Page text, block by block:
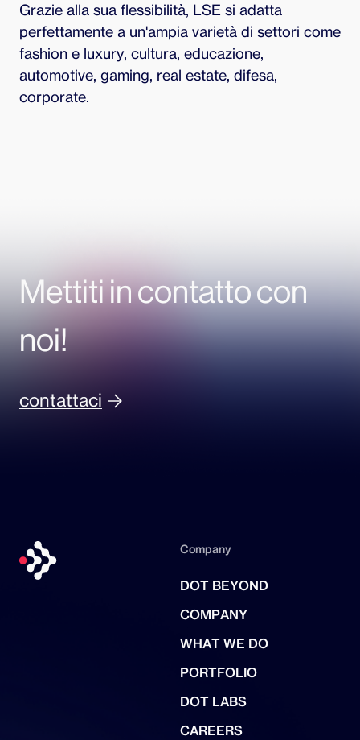
Grazie alla sua flessibilità, LSE si adatta
perfettamente a un'ampia varietà di settori come
fashion e luxury, cultura, educazione,
automotive, gaming, real estate, difesa,
corporate.
Mettiti in contatto con
noi!
contattaci
Company
DOT BEYOND
COMPANY
WHAT WE DO
PORTFOLIO
DOT LABS
CAREERS